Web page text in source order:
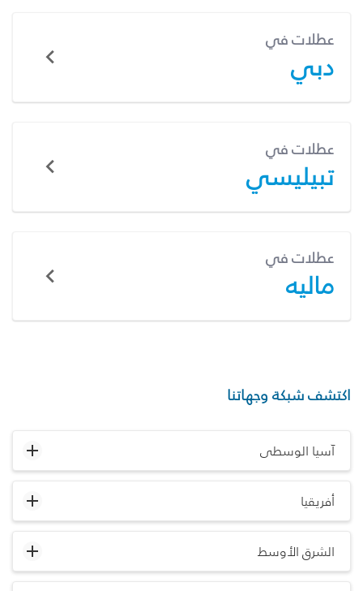
عطلات في
دبي
عطلات في
تبيليسي
عطلات في
ماليه
اكتشف شبكة وجهاتنا
آسيا الوسطى
أفريقيا
الشرق الأوسط